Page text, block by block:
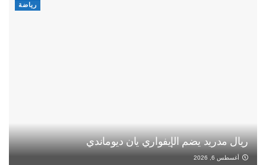
رياضة
ريال مدريد يضم الإيفواري يان ديوماندي
أغسطس 6, 2026